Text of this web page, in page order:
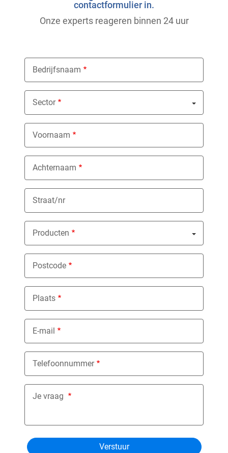
contactformulier in.
Onze experts reageren binnen 24 uur
Bedrijfsnaam
Sector
Nothing selected
Voornaam
Achternaam
Straat/nr
Producten
Nothing selected
Postcode
Plaats
E-mail
Telefoonnummer
Je vraag